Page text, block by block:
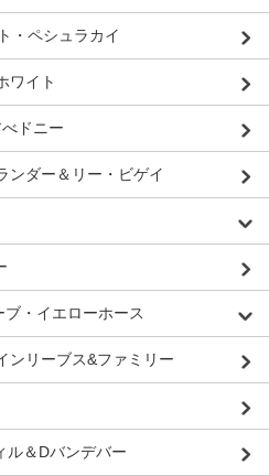
・ペシュラカイ
ワイト
ドニー
ンダー＆リー・ビゲイ
ブ・イエローホース
ンリーブス&ファミリー
ル＆Dバンデバー